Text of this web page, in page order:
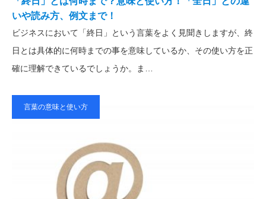
いや読み方、例文まで！
ビジネスにおいて「終日」という言葉をよく見聞きしますが、終
日とは具体的に何時までの事を意味しているか、その使い方を正
確に理解できているでしょうか。ま…
言葉の意味と使い方